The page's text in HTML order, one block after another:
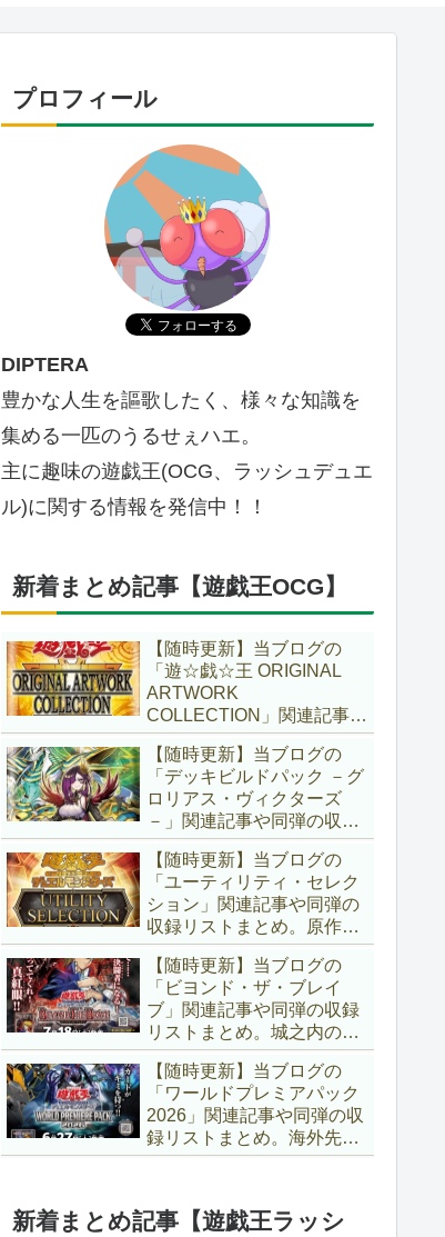
プロフィール
DIPTERA
豊かな人生を謳歌したく、様々な知識を
集める一匹のうるせぇハエ。
主に趣味の遊戯王(OCG、ラッシュデュエ
ル)に関する情報を発信中！！
新着まとめ記事【遊戯王OCG】
【随時更新】当ブログの
「遊☆戯☆王 ORIGINAL
ARTWORK
COLLECTION」関連記事や
同弾の収録リストまとめ。
マンガスタイルとオーバー
フレームに焦点を当てた新
商品！！また、原作のモン
スターもリメイクされてい
ます！！【遊戯王OCG】
【随時更新】当ブログの
「デッキビルドパック －グ
ロリアス・ヴィクターズ
－」関連記事や同弾の収録
リストまとめ。効果を持た
ない古のモンスターを使役
する儀式テーマ「セネト」
に加え、「レイズ・ムー
ン」や「異解△」も登
場！！【遊戯王OCG】
【随時更新】当ブログの
「ユーティリティ・セレク
ション」関連記事や同弾の
収録リストまとめ。原作の
名シーンや懐かしの人気モ
ンスターをイメージした新
規カードが多数登場！！ま
た、「ドミナス」などの豪
華再録にも注目ですね～。
【遊戯王OCG】
【随時更新】当ブログの
「ビヨンド・ザ・ブレイ
ブ」関連記事や同弾の収録
リストまとめ。城之内のカ
ードたちが『時の黒魔術
師』関連となってリメイ
ク！！さらに、「Ｄ－ＨＥ
ＲＯ」の『幽獄の時計塔』
も待望のリメイクです！！
【随時更新】当ブログの
「ワールドプレミアパック
2026」関連記事や同弾の収
録リストまとめ。海外先行
カードが例年より早く来
ージした『リビングデッド
の呼び声』関連に注目が集
新着まとめ記事【遊戯王ラッシ